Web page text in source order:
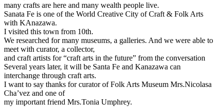
many crafts are here and many wealth people live.
Sanata Fe is one of the World Creative City of Craft & Folk Arts
with KAnazawa.
I visited this town from 10th.
We researched for many museums, a galleries. And we were able to
meet with curator, a collector,
and craft artists for “craft arts in the future” from the conversation
Several years later, it will be Santa Fe and Kanazawa can
interchange through craft arts.
I want to say thanks for curator of Folk Arts Museum Mrs.Nicolasa
Cha’vez and one of
my important friend Mrs.Tonia Umphrey.